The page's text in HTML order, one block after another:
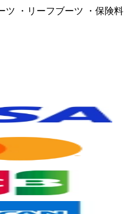
ツ ・リーフブーツ ・保険料